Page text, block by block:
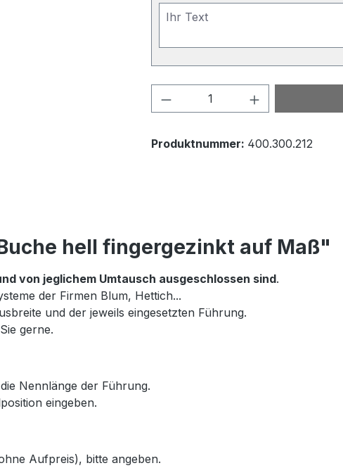
Produkt Anzahl: Gib
Produktnummer: 400.300.212
hell fingergezinkt auf Maß"
von jeglichem Umtausch ausgeschlossen sind.
der Firmen Blum, Hettich...
und der jeweils eingesetzten Führung.
gerne.
Nennlänge der Führung.
eingeben.
Aufpreis), bitte angeben.